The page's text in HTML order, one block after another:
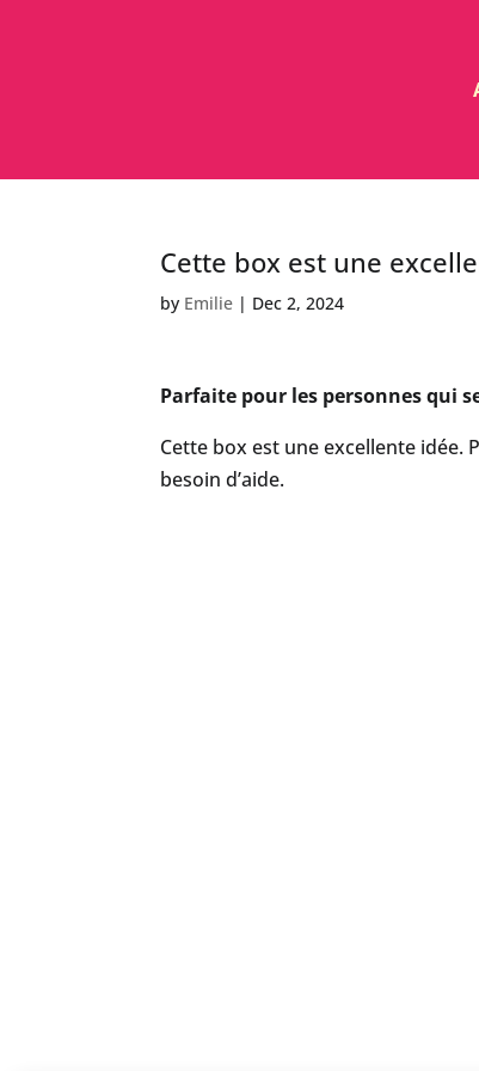
Cette box est une
by Emilie | Dec 2, 2024
Parfaite pour les personnes qui
Cette box est une excellente
besoin d’aide.